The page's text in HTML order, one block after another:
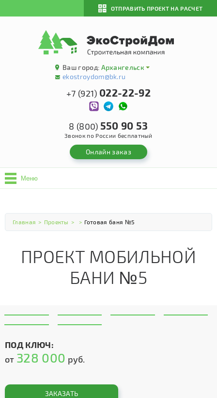
ОТПРАВИТЬ ПРОЕКТ НА РАСЧЕТ
Ваш город: Архангельск
ekostroydom@bk.ru
+7 (921) 022-22-92
8 (800) 550 90 53
Звонок по России бесплатный
Онлайн заказ
Меню
Главная > Проекты > > Готовая баня №5
ПРОЕКТ МОБИЛЬНОЙ
БАНИ №5
ПОД КЛЮЧ:
от 328 000 руб.
ЗАКАЗАТЬ